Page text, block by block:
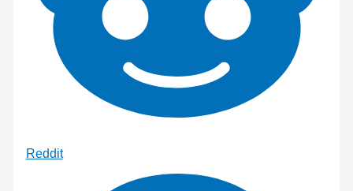
Reddit